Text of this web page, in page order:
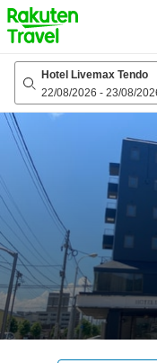
to
top
page
Hotel Livemax Tendo
22/08/2026 - 23/08/